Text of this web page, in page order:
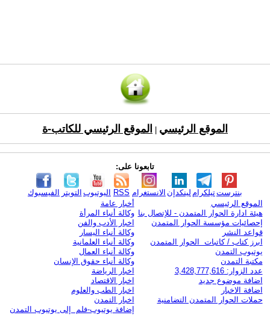
الموقع الرئيسي الموقع الرئيسي للكاتب-ة
تابعونا على:
الفيسبوك التويتر اليوتيوب RSS الانستغرام لينكدإن تيلكرامبنترست
الموقع الرئيسي
هيئة ادارة الحوار المتمدن - للإتصال بنا
إحصائيات مؤسسة الحوار المتمدن
قواعد النشر
ابرز كتاب / كاتبات الحوار المتمدن
يوتيوب التمدن
مكتبة التمدن
عدد الزوار: 3,428,777,616
اضافة موضوع جديد
اضافة الاخبار
حملات الحوار المتمدن التضامنية
أخبار عامة
وكالة أنباء المرأة
اخبار الأدب والفن
وكالة أنباء اليسار
وكالة أنباء العلمانية
وكالة أنباء العمال
وكالة أنباء حقوق الإنسان
اخبار الرياضة
اخبار الاقتصاد
اخبار الطب والعلوم
اخبار التمدن
إضافة يوتيوب-فلم إلى يوتيوب التمدن